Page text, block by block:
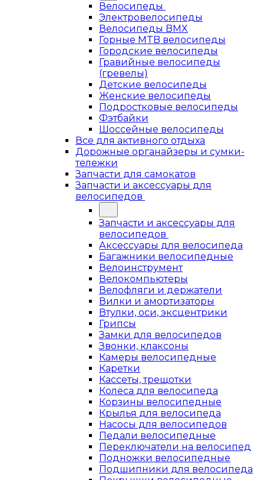
Велосипеды
Электровелосипеды
Велосипеды BMX
Горные MTB велосипеды
Городские велосипеды
Гравийные велосипеды
(гревелы)
Детские велосипеды
Женские велосипеды
Подростковые велосипеды
Фэтбайки
Шоссейные велосипеды
Все для активного отдыха
Дорожные органайзеры и сумки-
тележки
Запчасти для самокатов
Запчасти и аксессуары для
велосипедов
Запчасти и аксессуары для
велосипедов
Аксессуары для велосипеда
Багажники велосипедные
Велоинструмент
Велокомпьютеры
Велофляги и держатели
Вилки и амортизаторы
Втулки, оси, эксцентрики
Грипсы
Замки для велосипедов
Звонки, клаксоны
Камеры велосипедные
Каретки
Кассеты, трещотки
Колёса для велосипеда
Корзины велосипедные
Крылья для велосипеда
Насосы для велосипедов
Педали велосипедные
Переключатели на велосипед
Подножки велосипедные
Подшипники для велосипеда